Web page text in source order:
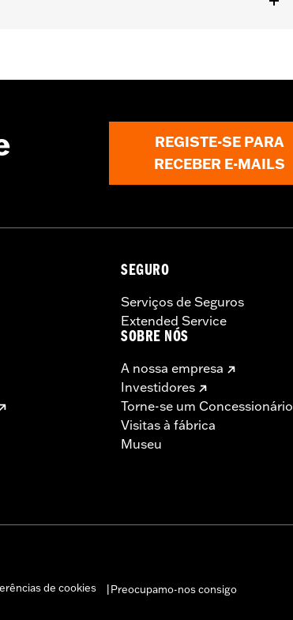
REGISTE-SE PARA
RECEBER E-MAILS
SEGURO
Serviços de Seguros
Extended Service
SOBRE NÓS
A nossa empresa
Investidores
Torne-se um Concessionário
Visitas à fábrica
Museu
de cookies Preocupamo-nos consigo